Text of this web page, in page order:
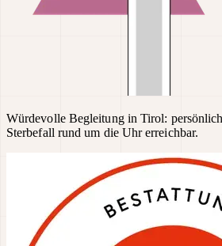
Würdevolle Begleitung in Tirol:
Sterbefall rund um die Uhr erreichbar.